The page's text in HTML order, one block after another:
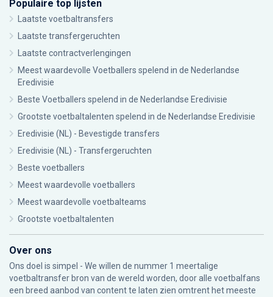
Populaire top lijsten
Laatste voetbaltransfers
Laatste transfergeruchten
Laatste contractverlengingen
Meest waardevolle Voetballers spelend in de Nederlandse
Eredivisie
Beste Voetballers spelend in de Nederlandse Eredivisie
Grootste voetbaltalenten spelend in de Nederlandse Eredivisie
Eredivisie (NL) - Bevestigde transfers
Eredivisie (NL) - Transfergeruchten
Beste voetballers
Meest waardevolle voetballers
Meest waardevolle voetbalteams
Grootste voetbaltalenten
Over ons
Ons doel is simpel - We willen de nummer 1 meertalige
voetbaltransfer bron van de wereld worden, door alle voetbalfans
een breed aanbod van content te laten zien omtrent het meeste